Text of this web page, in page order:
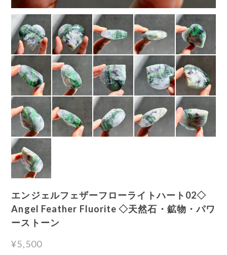
エンジェルフェザーフローライトハート02◇
Angel Feather Fluorite ◇天然石・鉱物・パワ
ーストーン
¥5,500